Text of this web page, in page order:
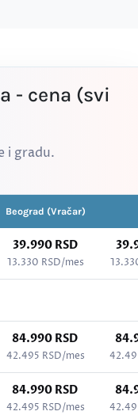
- cena (svi
i gradu.
Beograd (Vračar)
39.990 RSD
13.330 RSD/mes
84.990 RSD
42.495 RSD/mes
84.990 RSD
42.495 RSD/mes